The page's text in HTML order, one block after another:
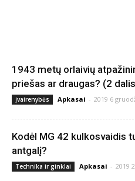
1943 metų orlaivių
priešas ar draugas? (2
Įvairenybės Apkasai - 2019 6
Kodėl MG 42 kulkosvaidis
antgalį?
Technika ir ginklai Apkasai - 2019